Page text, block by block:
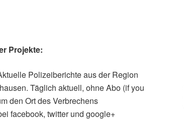
Projekte:
Polizeiberichte aus der Region
Täglich aktuell, ohne Abo (if you
den Ort des Verbrechens
facebook, twitter und google+